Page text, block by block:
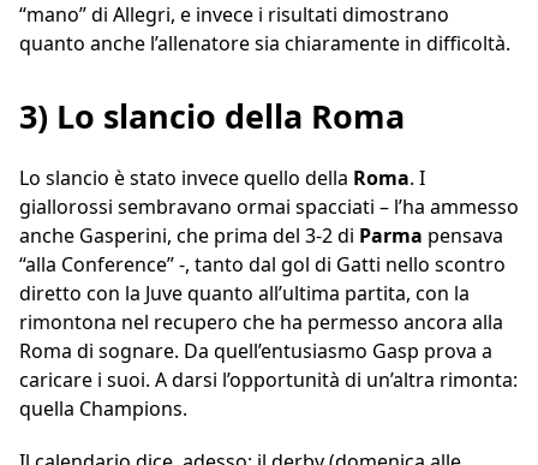
“mano” di Allegri, e invece i risultati dimostrano
quanto anche l’allenatore sia chiaramente in difficoltà.
3) Lo slancio della Roma
Lo slancio è stato invece quello della Roma. I
giallorossi sembravano ormai spacciati – l’ha ammesso
anche Gasperini, che prima del 3-2 di Parma pensava
“alla Conference” -, tanto dal gol di Gatti nello scontro
diretto con la Juve quanto all’ultima partita, con la
rimontona nel recupero che ha permesso ancora alla
Roma di sognare. Da quell’entusiasmo Gasp prova a
caricare i suoi. A darsi l’opportunità di un’altra rimonta:
quella Champions.